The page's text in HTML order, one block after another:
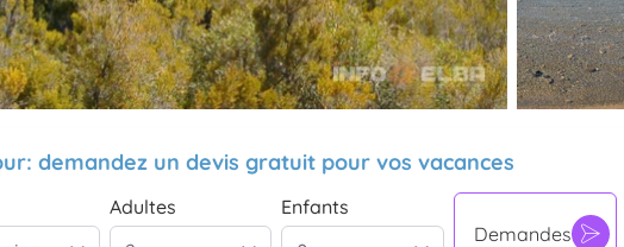
demandez un devis gratuit pour vos vacances
Adultes
Enfants
Demandes